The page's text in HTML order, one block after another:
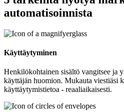
automatisoinnista
Käyttäytyminen
Henkilökohtainen sisältö vangitsee ja
käyttäjän huomion. Mukauta viestiäsi
käyttäytymistietoa - reaaliaikaisesti.